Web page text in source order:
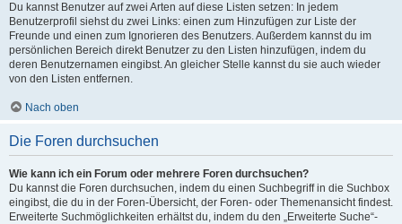
Du kannst Benutzer auf zwei Arten auf diese Listen setzen: In jedem
Benutzerprofil siehst du zwei Links: einen zum Hinzufügen zur Liste der
Freunde und einen zum Ignorieren des Benutzers. Außerdem kannst du im
persönlichen Bereich direkt Benutzer zu den Listen hinzufügen, indem du
deren Benutzernamen eingibst. An gleicher Stelle kannst du sie auch wieder
von den Listen entfernen.
Nach oben
Die Foren durchsuchen
Wie kann ich ein Forum oder mehrere Foren durchsuchen?
Du kannst die Foren durchsuchen, indem du einen Suchbegriff in die Suchbox
eingibst, die du in der Foren-Übersicht, der Foren- oder Themenansicht findest.
Erweiterte Suchmöglichkeiten erhältst du, indem du den „Erweiterte Suche“-